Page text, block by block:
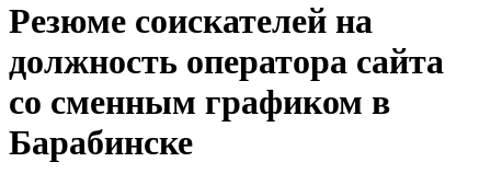
Резюме соискателей на
должность оператора сайта
со сменным графиком в
Барабинске